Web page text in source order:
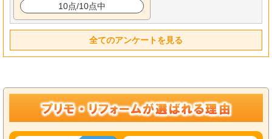
10点/10点中
全てのアンケートを見る